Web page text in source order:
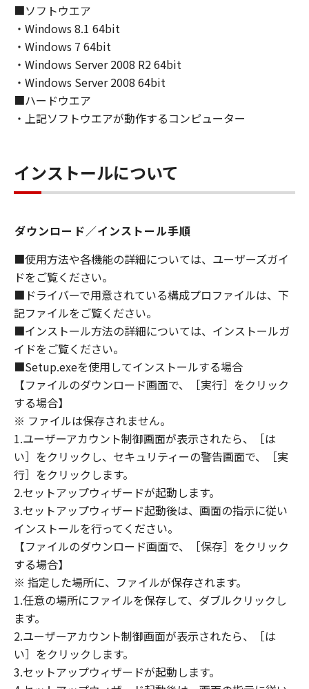
４．所有権
「本ソフトウェア」に係る権原および所有権
は、その内容によりキヤノンまたはキヤノンの
ライセンサーに帰属します。
５．輸出
トウェア」の全部または一部を、直接または間
接に輸出してはなりません。
キヤノン、キヤノンの子会社、関係会社、それ
のライセンサーは、お客様による「本ソフトウ
ェア」の使用を支援すること、および「本ソフ
トウェア」に対してアップデート、バグの修正
あるいはサポートを行うことについて、いかな
る責任も負うものではありません。
７．保証の否認・免責
(1) 「本ソフトウェア」は、『現状のまま』の
状態で使用許諾されます。キヤノン、キヤノン
のライセンサー、キヤノンの子会社、キヤノン
の関連会社、それらの販売代理店または販売店
のいずれも、「本ソフトウェア」に関して、商
品性および特定の目的への適合性の保証を含
め、いかなる保証も、明示たると黙示たるとを
問わず一切しないものとします。
(2) キヤノン、キヤノンのライセンサー、キヤノ
ンの子会社、キヤノンの関連会社、それらの販
売代理店または販売店のいずれも、「本ソフト
ウェア」の使用または使用不能から生ずるいか
なる損害（逸失利益およびその他の派生的また
は付随的な損害を含むがこれらに限定されない
認められる限り、一切の責任を負わないものと
します。たとえ、キヤノン、キヤノンのライセ
ンサー、キヤノンの子会社、キヤノンの関連会
社、それらの販売代理店または販売店がかかる
■ソフトウエア
・Windows 8.1 64bit
・Windows 7 64bit
・Windows Server 2008 R2 64bit
・Windows Server 2008 64bit
■ハードウエア
・上記ソフトウエアが動作するコンピューター
インストールについて
ダウンロード／インストール手順
■使用方法や各機能の詳細については、ユーザーズガイ
ドをご覧ください。
■ドライバーで用意されている構成プロファイルは、下
記ファイルをご覧ください。
■インストール方法の詳細については、インストールガ
イドをご覧ください。
■Setup.exeを使用してインストールする場合
【ファイルのダウンロード画面で、［実行］をクリック
する場合】
※ ファイルは保存されません。
1.ユーザーアカウント制御画面が表示されたら、［は
い］をクリックし、セキュリティーの警告画面で、［実
行］をクリックします。
2.セットアップウィザードが起動します。
3.セットアップウィザード起動後は、画面の指示に従い
インストールを行ってください。
【ファイルのダウンロード画面で、［保存］をクリック
する場合】
※ 指定した場所に、ファイルが保存されます。
1.任意の場所にファイルを保存して、ダブルクリックし
ます。
2.ユーザーアカウント制御画面が表示されたら、［は
い］をクリックします。
3.セットアップウィザードが起動します。